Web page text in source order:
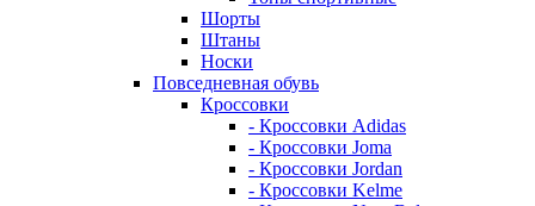
Шорты
Штаны
Носки
Повседневная обувь
Кроссовки
- Кроссовки Adidas
- Кроссовки Joma
- Кроссовки Jordan
- Кроссовки Kelme